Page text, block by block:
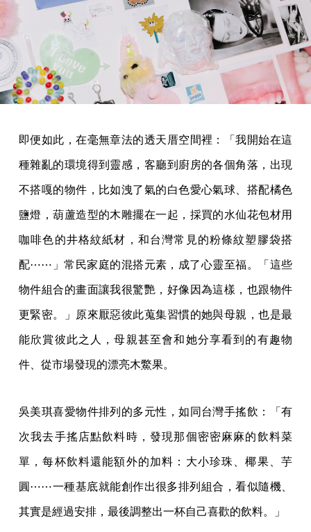
即便如此，在毫無章法的透天厝空間裡：「我開始在這
種雜亂的環境得到靈感，客廳到廚房的各個角落，出現
不搭嘎的物件，比如洩了氣的白色愛心氣球、搭配橘色
鹽燈，葫蘆造型的木雕擺在一起，採買的水仙花包材用
咖啡色的井格紋紙材，和台灣常見的粉條紋塑膠袋搭
配⋯⋯」常民家庭的混搭元素，成了心靈至福。「這些
物件組合的畫面讓我很驚艷，好像因為這樣，也跟物件
更緊密。」原來厭惡彼此蒐集習慣的她與母親，也是最
能欣賞彼此之人，母親甚至會和她分享看到的有趣物
件、從市場發現的漂亮木鱉果。
吳美琪喜愛物件排列的多元性，如同台灣手搖飲：「有
次我去手搖店點飲料時，發現那個密密麻麻的飲料菜
單，每杯飲料還能額外的加料：大小珍珠、椰果、芋
圓⋯⋯一種基底就能創作出很多排列組合，看似隨機、
其實是經過安排，最後調整出一杯自己喜歡的飲料。」